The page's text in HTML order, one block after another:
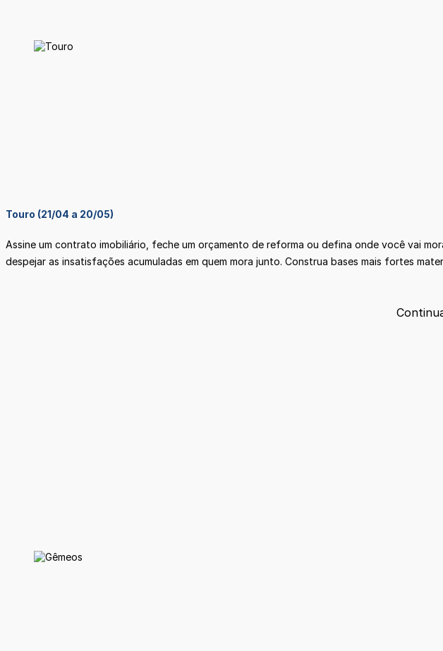
Touro (21/04 a 20/05)
Assine um contrato imobiliário, feche um orçamento de reforma ou defina onde você vai
despejar as insatisfações acumuladas em quem mora junto. Construa bases mais fortes